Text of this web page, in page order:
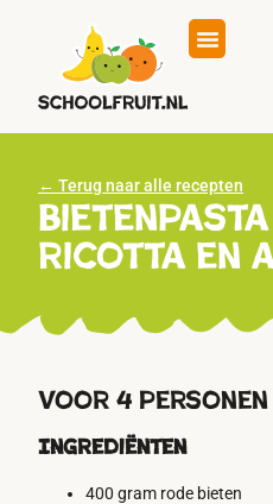
← Terug naar alle recepten
ricotta en
Voor 4 personen
Ingrediënten
400 gram rode bieten